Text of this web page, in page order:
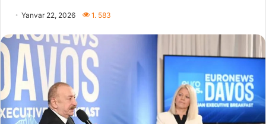
Yanvar 22, 2026 1. 583